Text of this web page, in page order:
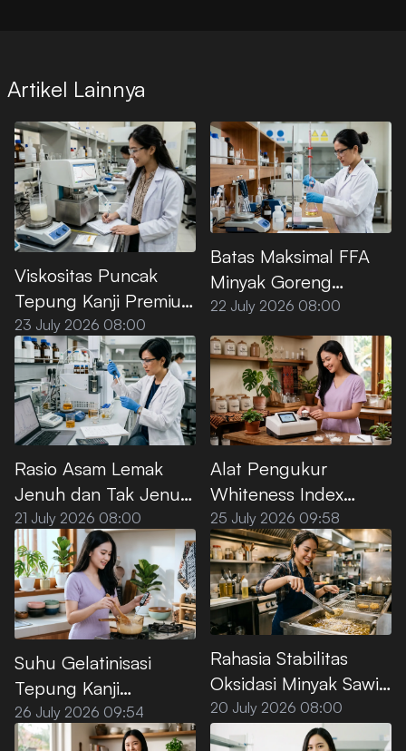
Artikel Lainnya
Viskositas Puncak
Tepung Kanji Premium
saat Dipanaskan di Air
23 July 2026 08:00
Batas Maksimal FFA
Minyak Goreng
Premium Menurut SNI
22 July 2026 08:00
Rasio Asam Lemak
Jenuh dan Tak Jenuh
pada Minyak Sawit
Premium
21 July 2026 08:00
Alat Pengukur
Whiteness Index
Tepung Kanji Premium
25 July 2026 09:58
Suhu Gelatinisasi
Tepung Kanji
Premium, Ini Titik
Optimalnya
26 July 2026 09:54
Rahasia Stabilitas
Oksidasi Minyak Sawit
Premium untuk Deep
Frying
20 July 2026 08:00